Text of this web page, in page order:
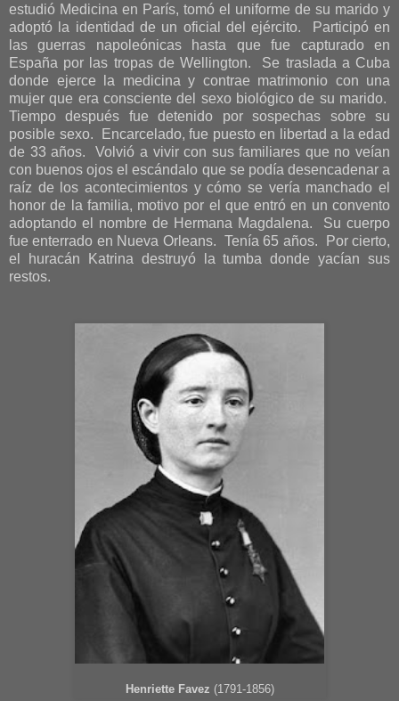
estudió Medicina en París, tomó el uniforme de su marido y
adoptó la identidad de un oficial del ejército. Participó en
las guerras napoleónicas hasta que fue capturado en
España por las tropas de Wellington. Se traslada a Cuba
donde ejerce la medicina y contrae matrimonio con una
mujer que era consciente del sexo biológico de su marido.
Tiempo después fue detenido por sospechas sobre su
posible sexo. Encarcelado, fue puesto en libertad a la edad
de 33 años. Volvió a vivir con sus familiares que no veían
con buenos ojos el escándalo que se podía desencadenar a
raíz de los acontecimientos y cómo se vería manchado el
honor de la familia, motivo por el que entró en un convento
adoptando el nombre de Hermana Magdalena. Su cuerpo
fue enterrado en Nueva Orleans. Tenía 65 años. Por cierto,
el huracán Katrina destruyó la tumba donde yacían sus
restos.
Henriette Favez (1791-1856)